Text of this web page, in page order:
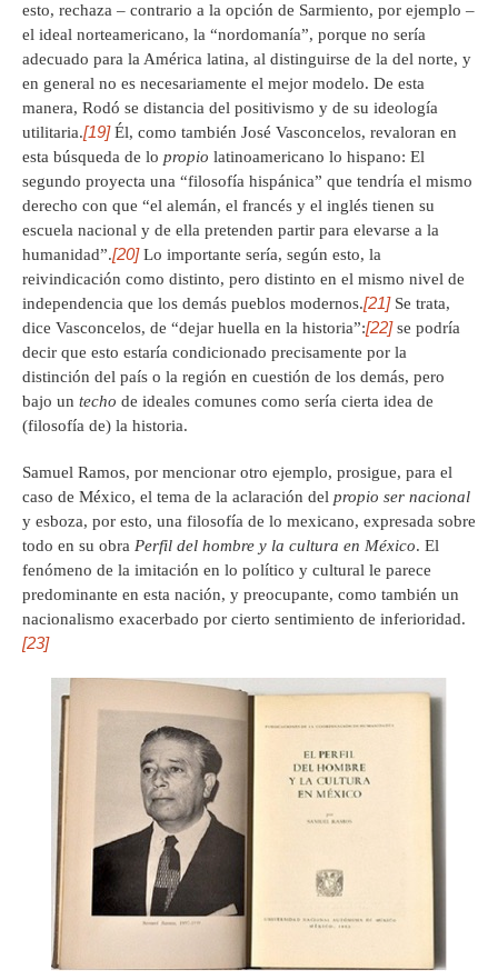
esto, rechaza – contrario a la opción de Sarmiento, por ejemplo –
el ideal norteamericano, la “nordomanía”, porque no sería
adecuado para la América latina, al distinguirse de la del norte, y
en general no es necesariamente el mejor modelo. De esta
manera, Rodó se distancia del positivismo y de su ideología
utilitaria.[19]Él, como también José Vasconcelos, revaloran en
esta búsqueda de lo propio latinoamericano lo hispano: El
segundo proyecta una “filosofía hispánica” que tendría el mismo
derecho con que “el alemán, el francés y el inglés tienen su
escuela nacional y de ella pretenden partir para elevarse a la
humanidad”.[20]Lo importante sería, según esto, la
reivindicación como distinto, pero distinto en el mismo nivel de
independencia que los demás pueblos modernos.[21]Se trata,
dice Vasconcelos, de “dejar huella en la historia”:[22]se podría
decir que esto estaría condicionado precisamente por la
distinción del país o la región en cuestión de los demás, pero
bajo un techo de ideales comunes como sería cierta idea de
(filosofía de) la historia.
Samuel Ramos, por mencionar otro ejemplo, prosigue, para el
caso de México, el tema de la aclaración del propio ser nacional
y esboza, por esto, una filosofía de lo mexicano, expresada sobre
todo en su obra Perfil del hombre y la cultura en México. El
fenómeno de la imitación en lo político y cultural le parece
predominante en esta nación, y preocupante, como también un
nacionalismo exacerbado por cierto sentimiento de inferioridad.
[23]